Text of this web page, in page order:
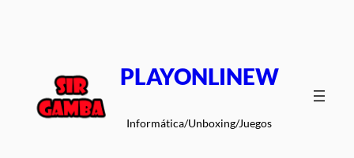
PLAYONLINEW
Informática/Unboxing/Juegos